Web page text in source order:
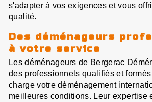
s'adapter à vos exigences et vous
qualité.
Des déménageurs
à votre service
Les déménageurs de Bergerac
des professionnels qualifiés et
charge votre déménagement
meilleures conditions. Leur expertise